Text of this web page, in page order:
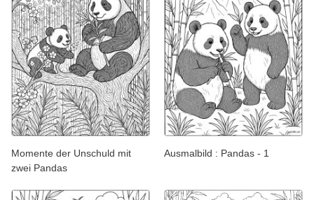
Momente der Unschuld mit
zwei Pandas
Ausmalbild : Pandas - 1